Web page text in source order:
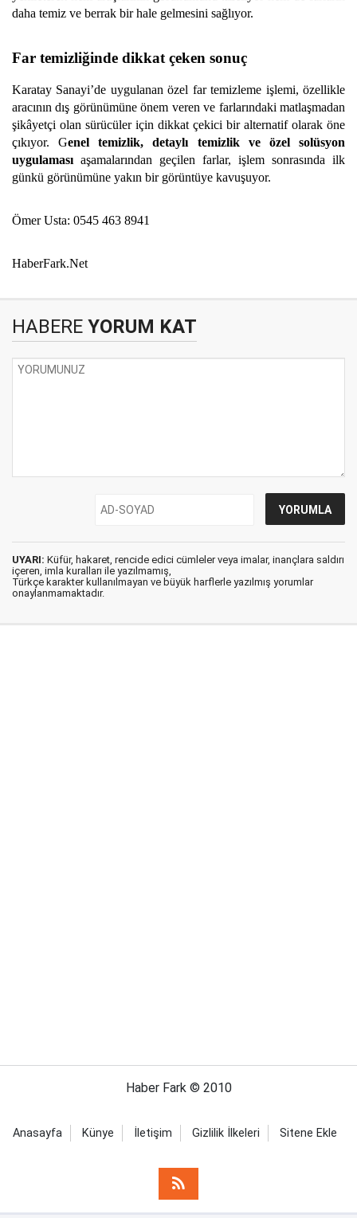
daha temiz ve berrak bir hale gelmesini sağlıyor.
Far temizliğinde dikkat çeken sonuç
Karatay Sanayi’de uygulanan özel far temizleme işlemi, özellikle
aracının dış görünümüne önem veren ve farlarındaki matlaşmadan
şikâyetçi olan sürücüler için dikkat çekici bir alternatif olarak öne
çıkıyor. Genel temizlik, detaylı temizlik ve özel solüsyon
uygulaması aşamalarından geçilen farlar, işlem sonrasında ilk
günkü görünümüne yakın bir görüntüye kavuşuyor.
Ömer Usta: 0545 463 8941
HaberFark.Net
HABERE YORUM KAT
UYARI: Küfür, hakaret, rencide edici cümleler veya imalar, inançlara saldırı
içeren, imla kuralları ile yazılmamış,
Türkçe karakter kullanılmayan ve büyük harflerle yazılmış yorumlar
onaylanmamaktadır.
Haber Fark © 2010
Anasayfa Künye İletişim Gizlilik İlkeleri Sitene Ekle